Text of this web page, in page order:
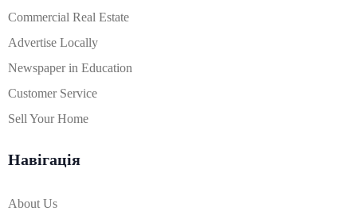
Commercial Real Estate
Advertise Locally
Newspaper in Education
Customer Service
Sell Your Home
Навігація
About Us